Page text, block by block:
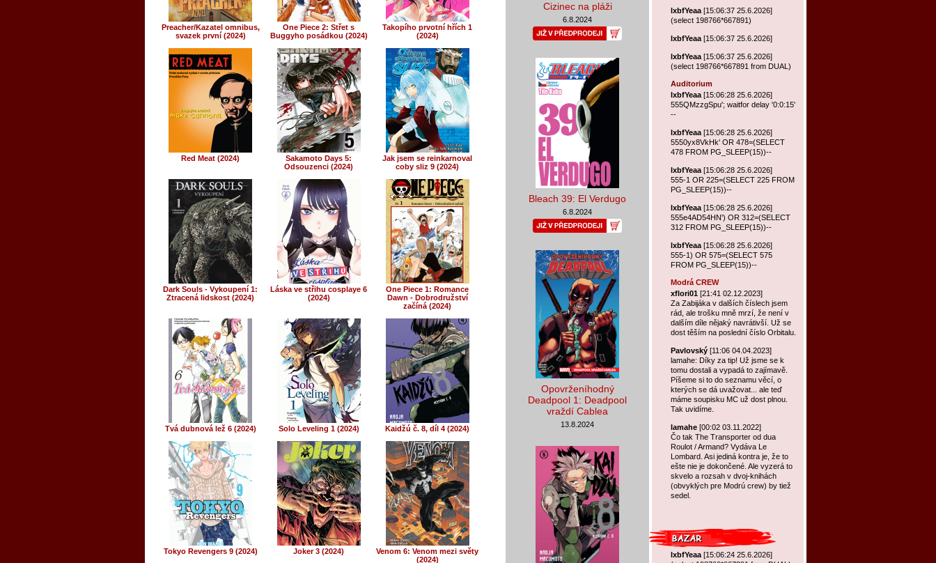
Preacher/Kazatel omnibus,
svazek první (2024)
One Piece 2: Střet s
Buggyho posádkou (2024)
Takopího prvotní hřích 1
(2024)
Red Meat (2024)
Sakamoto Days 5:
Odsouzenci (2024)
Jak jsem se reinkarnoval
coby sliz 9 (2024)
Dark Souls - Vykoupení 1:
Ztracená lidskost (2024)
Láska ve střihu cosplaye 6
(2024)
One Piece 1: Romance
Dawn - Dobrodružství
začíná (2024)
Tvá dubnová lež 6 (2024) Solo Leveling 1 (2024) Kaidžú č. 8, díl 4 (2024)
Tokyo Revengers 9 (2024) Joker 3 (2024)
Venom 6: Venom mezi světy
(2024)
lxbfYeaa [15:06:37 25.6.2026]
(select 198766*667891)
lxbfYeaa [15:06:37 25.6.2026]
lxbfYeaa [15:06:37 25.6.2026]
(select 198766*667891 from DUAL)
Auditorium
lxbfYeaa [15:06:28 25.6.2026]
555QMzzgSpu'; waitfor delay '0:0:15'
--
lxbfYeaa [15:06:28 25.6.2026]
5550yx8VkHk' OR 478=(SELECT
478 FROM PG_SLEEP(15))--
lxbfYeaa [15:06:28 25.6.2026]
555-1 OR 225=(SELECT 225 FROM
PG_SLEEP(15))--
lxbfYeaa [15:06:28 25.6.2026]
555e4AD54HN') OR 312=(SELECT
312 FROM PG_SLEEP(15))--
lxbfYeaa [15:06:28 25.6.2026]
555-1) OR 575=(SELECT 575
FROM PG_SLEEP(15))--
Modrá CREW
xflori01 [21:41 02.12.2023]
Za Zabijáka v dalších číslech jsem
rád, ale trošku mně mrzí, že není v
dalším díle nějaký navrátivší. Už se
dost těším na poslední číslo Orbitalu.
Pavlovský [11:06 04.04.2023]
lamahe: Díky za tip! Už jsme se k
tomu dostali a vypadá to zajímavě.
Píšeme si to do seznamu věcí, o
kterých se dá uvažovat... ale teď
máme soupisku MC už dost plnou.
Tak uvidíme.
lamahe [00:02 03.11.2022]
Čo tak The Transporter od dua
Roulot / Armand? Vydáva Le
Lombard. Asi jediná kontra je, že to
ešte nie je dokončené. Ale vyzerá to
skvelo a rozsah v dvoj-knihách
(obvyklých pre Modrú crew) by tiež
sedel.
lxbfYeaa [15:06:24 25.6.2026]
Cizinec na pláži
6.8.2024
Bleach 39: El Verdugo
6.8.2024
Opovrženíhodný
Deadpool 1: Deadpool
vraždí Cablea
13.8.2024